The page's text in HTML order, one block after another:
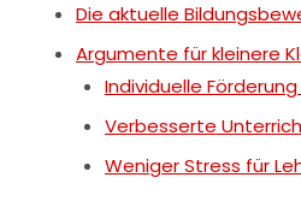
Die aktuelle
Argumente für kleinere
Individuelle
Verbesserte
Weniger Stress für